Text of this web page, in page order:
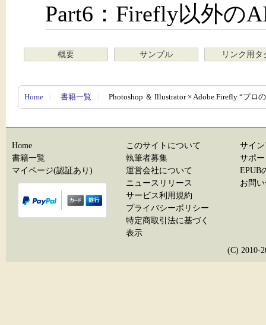
Part6：Firefly以外の
概要 サンプル リンク用タ
Home 〉 書籍一覧 〉 Photoshop ＆ Illustrator × Adobe Firefly “プロ
Home
書籍一覧
マイページ(認証あり)
このサイトについて
執筆者募集
運営会社について
ニュースリリース
サービス利用規約
プライバシーポリシー
特定商取引法に基づく
表示
サイ
サポ
EPUB
お問
(C) 2010-